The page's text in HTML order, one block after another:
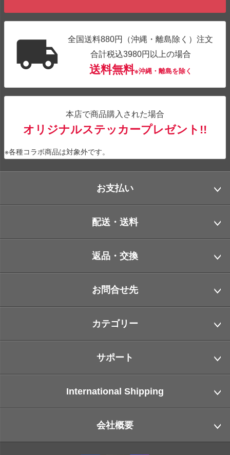
全国送料880円（沖縄・離島除く）注文
合計税込3980円以上の場合
送料無料※沖縄・離島を除く
本店で商品購入された場合
オリジナルステッカープレゼント!!
※各種コラボ商品は対象外です。
お支払い
配送・送料
返品・交換
お問合せ先
カテゴリー
サポート
International Shipping
会社概要